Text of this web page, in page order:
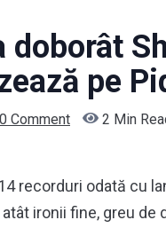
doborât
pe
0 Comment 2 Min
recorduri odată cu
atât ironii fine, greu